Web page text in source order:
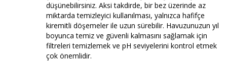
düşünebilirsiniz. Aksi takdirde, bir bez üzerinde az
miktarda temizleyici kullanılması, yalnızca hafifçe
kiremitli döşemeler ile uzun sürebilir. Havuzunuzun yıl
boyunca temiz ve güvenli kalmasını sağlamak için
filtreleri temizlemek ve pH seviyelerini kontrol etmek
çok önemlidir.